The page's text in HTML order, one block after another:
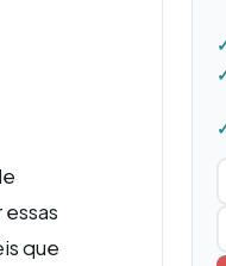
que